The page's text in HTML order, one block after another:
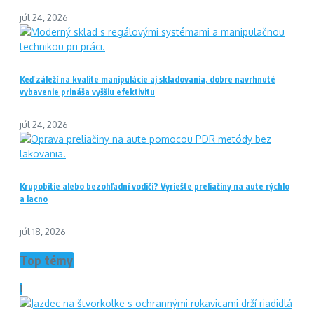
júl 24, 2026
Keď záleží na kvalite manipulácie aj skladovania, dobre navrhnuté
vybavenie prináša vyššiu efektivitu
júl 24, 2026
Krupobitie alebo bezohľadní vodiči? Vyriešte preliačiny na aute rýchlo
a lacno
júl 18, 2026
Top témy
1